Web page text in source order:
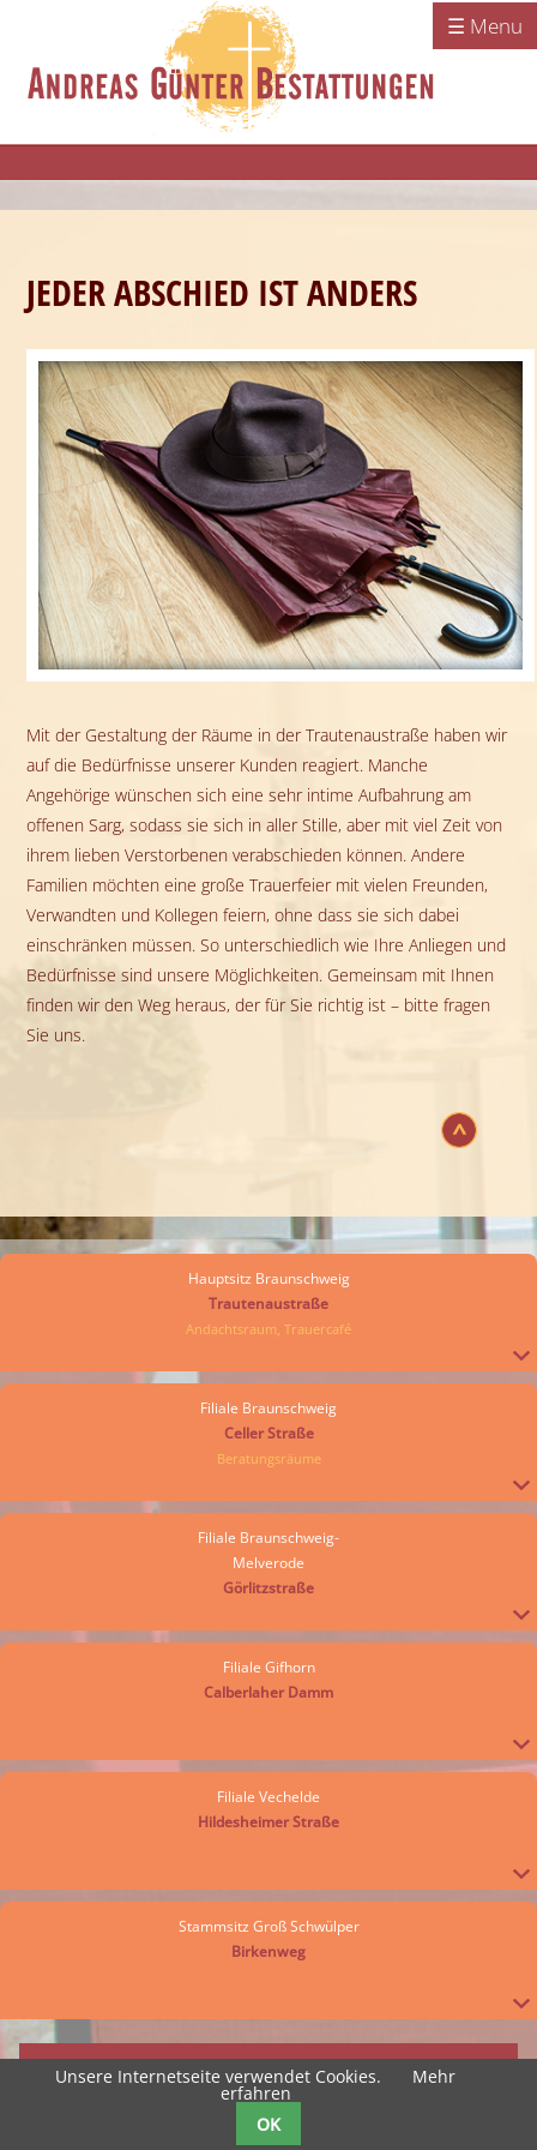
☰ Menu
JEDER ABSCHIED IST ANDERS
Mit der Gestaltung der Räume in der Trautenaustraße haben wir
auf die Bedürfnisse unserer Kunden reagiert. Manche
Angehörige wünschen sich eine sehr intime Aufbahrung am
offenen Sarg, sodass sie sich in aller Stille, aber mit viel Zeit von
ihrem lieben Verstorbenen verabschieden können. Andere
Familien möchten eine große Trauerfeier mit vielen Freunden,
Verwandten und Kollegen feiern, ohne dass sie sich dabei
einschränken müssen. So unterschiedlich wie Ihre Anliegen und
Bedürfnisse sind unsere Möglichkeiten. Gemeinsam mit Ihnen
finden wir den Weg heraus, der für Sie richtig ist – bitte fragen
Sie uns.
Hauptsitz Braunschweig
Trautenaustraße
Andachtsraum, Trauercafé
Filiale Braunschweig
Celler Straße
Beratungsräume
Filiale Braunschweig-
Melverode
Görlitzstraße
Filiale Gifhorn
Calberlaher Damm
Filiale Vechelde
Hildesheimer Straße
Stammsitz Groß Schwülper
Birkenweg
© Andreas Günter Bestattungen 2026 - KONTAKT IMPRESSUM
DATENSCHUTZ
Unsere Internetseite verwendet Cookies. Mehr
erfahren
OK